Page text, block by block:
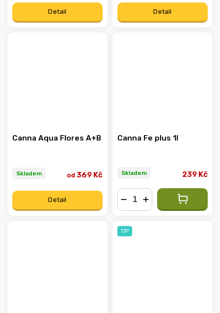
Detail Detail
Canna Aqua Flores A+B
Skladem od 369 Kč
Detail
Canna Fe plus 1l
Skladem 239 Kč
TIP